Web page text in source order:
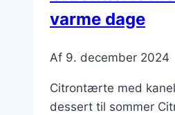
anledninger
varme dage
Af 9. december 2024
Citrontærte med
dessert til sommer